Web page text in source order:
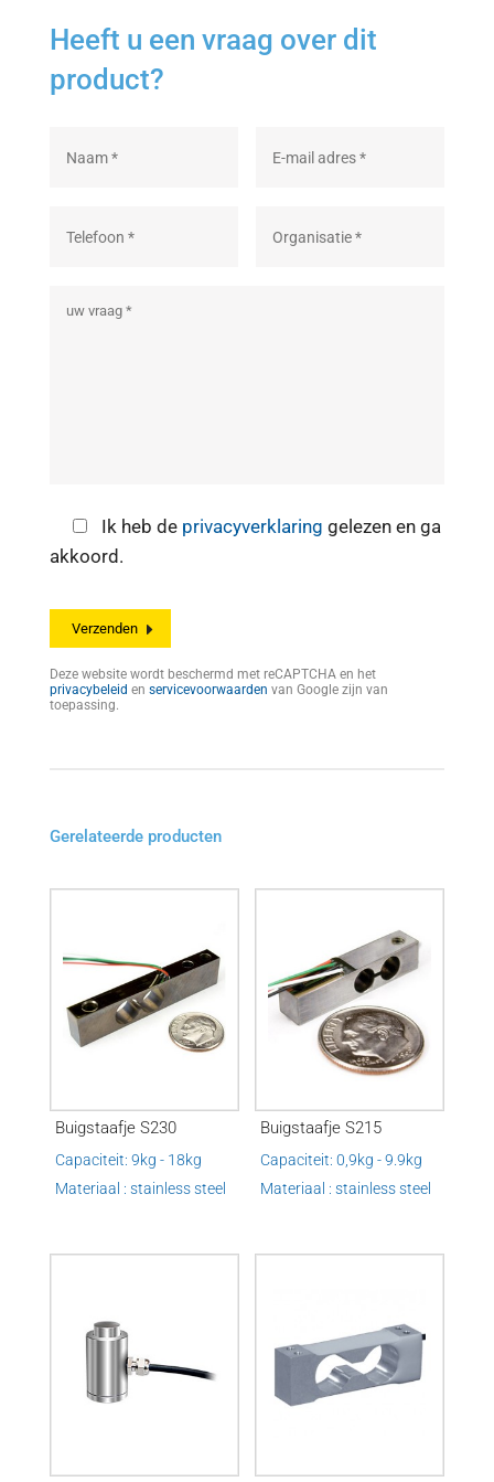
Heeft u een vraag over dit
product?
Ik heb de privacyverklaring gelezen en ga
akkoord.
Deze website wordt beschermd met reCAPTCHA en het
privacybeleid en servicevoorwaarden van Google zijn van
toepassing.
Gerelateerde producten
Buigstaafje S230
Capaciteit: 9kg - 18kg
Materiaal : stainless steel
Buigstaafje S215
Capaciteit: 0,9kg - 9.9kg
Materiaal : stainless steel